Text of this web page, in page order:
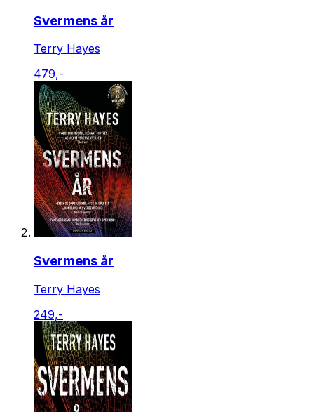
Svermens år
Terry Hayes
479,-
Svermens år
Terry Hayes
249,-